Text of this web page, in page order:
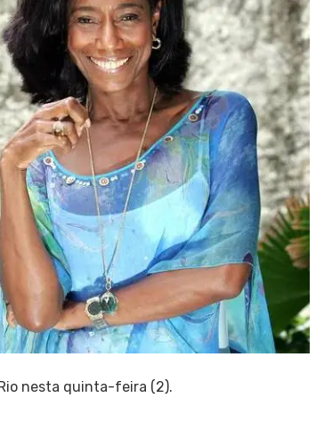
nesta quinta-feira (2).